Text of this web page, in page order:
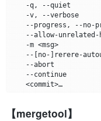
-
-v,
--
--allow-
-
    --
no-
--
【mergetool】